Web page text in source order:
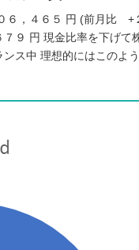
，４６５ 円 (前月比 +
９ 円 現金比率を下げて
ス中 理想的にはこのよ